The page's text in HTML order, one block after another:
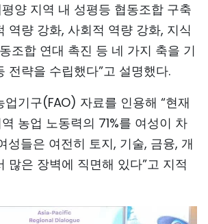
양 지역 내 성평등 협동조합 구축
역량 강화, 사회적 역량 강화, 지식
조합 연대 촉진 등 네 가지 축을 기
전략을 수립했다”고 설명했다.
기구(FAO) 자료를 인용해 “현재
농업 노동력의 71%를 여성이 차
성들은 여전히 토지, 기술, 금융, 개
많은 장벽에 직면해 있다”고 지적